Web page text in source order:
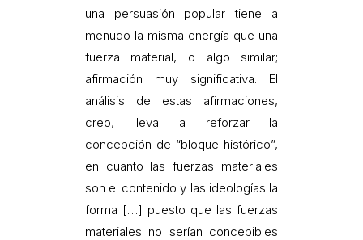
una persuasión popular tiene a
menudo la misma energía que una
fuerza material, o algo similar;
afirmación muy significativa. El
análisis de estas afirmaciones,
creo, lleva a reforzar la
concepción de “bloque histórico”,
en cuanto las fuerzas materiales
son el contenido y las ideologías la
forma […] puesto que las fuerzas
materiales no serían concebibles